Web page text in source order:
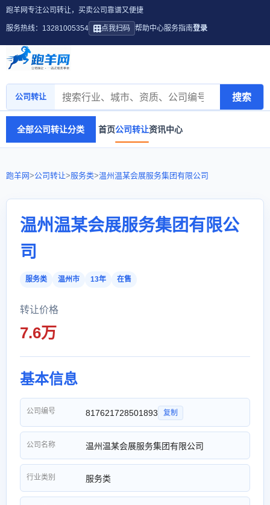
跑羊网专注公司转让，买卖公司靠谱又便捷
服务热线：13281005354 点我扫码 帮助中心服务指南登录
公司转让 搜索
全部公司转让分类 首页公司转让资讯中心
跑羊网>公司转让>服务类>温州温某会展服务集团有限公司
温州温某会展服务集团有限公
司
服务类 温州市 13年 在售
转让价格
7.6万
基本信息
公司编号 817621728501893 复制
公司名称 温州温某会展服务集团有限公司
行业类别 服务类